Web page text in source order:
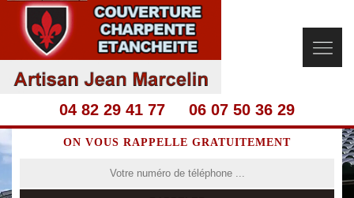
04 82 29 41 77 06 07 50 36 29
ON VOUS RAPPELLE GRATUITEMENT